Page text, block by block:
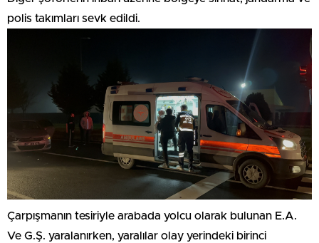
polis takımları sevk edildi.
Çarpışmanın tesiriyle arabada yolcu olarak bulunan E.A.
Ve G.Ş. yaralanırken, yaralılar olay yerindeki birinci